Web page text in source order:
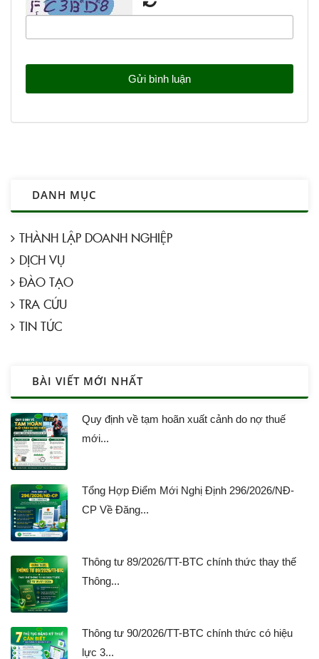
DANH MỤC
THÀNH LẬP DOANH NGHIỆP
DỊCH VỤ
ĐÀO TẠO
TRA CỨU
TIN TỨC
BÀI VIẾT MỚI NHẤT
Quy định về tạm hoãn xuất cảnh do nợ thuế
mới...
Tổng Hợp Điểm Mới Nghị Định 296/2026/NĐ-
CP Về Đăng...
Thông tư 89/2026/TT-BTC chính thức thay thế
Thông...
Thông tư 90/2026/TT-BTC chính thức có hiệu
lực 3...